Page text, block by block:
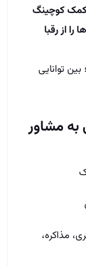
کمک کوچینگ
از رقبا
توانایی
مشاور
مذاکره،